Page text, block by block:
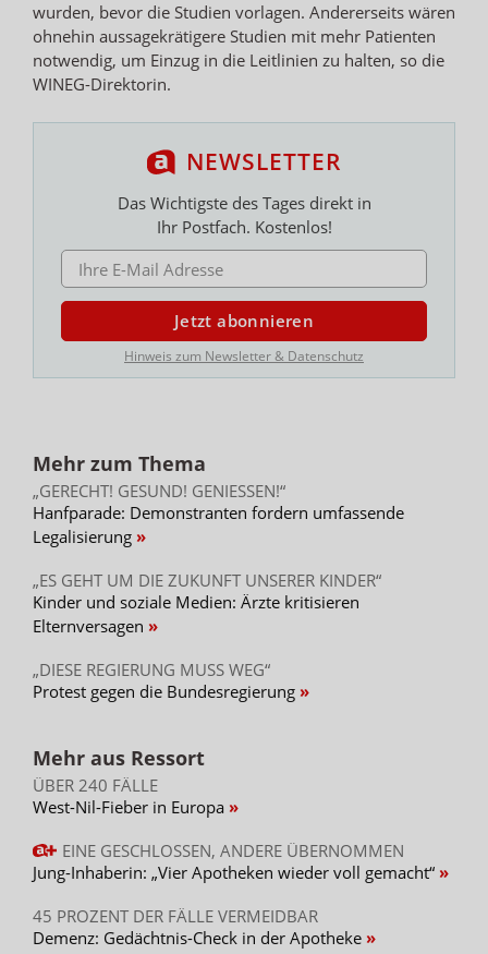
wurden, bevor die Studien vorlagen. Andererseits wären
ohnehin aussagekrätigere Studien mit mehr Patienten
notwendig, um Einzug in die Leitlinien zu halten, so die
WINEG-Direktorin.
NEWSLETTER
Das Wichtigste des Tages direkt in
Ihr Postfach. Kostenlos!
E-MAIL ADRESSE
Jetzt abonnieren
Hinweis zum Newsletter & Datenschutz
Mehr zum Thema
„GERECHT! GESUND! GENIESSEN!“
Hanfparade: Demonstranten fordern umfassende
Legalisierung
„ES GEHT UM DIE ZUKUNFT UNSERER KINDER“
Kinder und soziale Medien: Ärzte kritisieren
Elternversagen
„DIESE REGIERUNG MUSS WEG“
Protest gegen die Bundesregierung
Mehr aus Ressort
ÜBER 240 FÄLLE
West-Nil-Fieber in Europa
EINE GESCHLOSSEN, ANDERE ÜBERNOMMEN
Jung-Inhaberin: „Vier Apotheken wieder voll gemacht“
45 PROZENT DER FÄLLE VERMEIDBAR
Demenz: Gedächtnis-Check in der Apotheke